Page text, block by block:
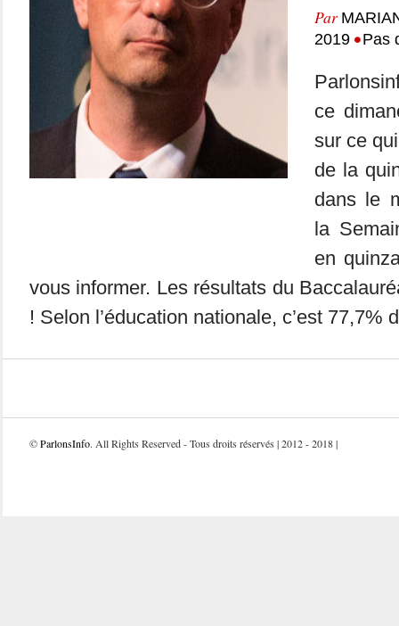
Par
2019 •Pas
ce
sur ce
de la
dans le
la
en
vous informer. Les résultats du
! Selon l’éducation nationale, c’est 77,7%
©ParlonsInfo. All Rights Reserved - Tous droits réservés | 2012 - 2018 |